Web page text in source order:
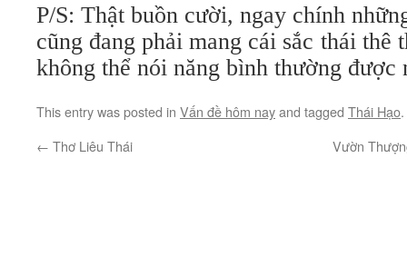
P/S: Thật buồn cười, ngay chính
cũng đang phải mang cái sắc thái thê
không thể nói năng bình thường
This entry was posted in Vấn đề hôm nayand tagged Thái Hạo
← Thơ Liêu Thái Vườn